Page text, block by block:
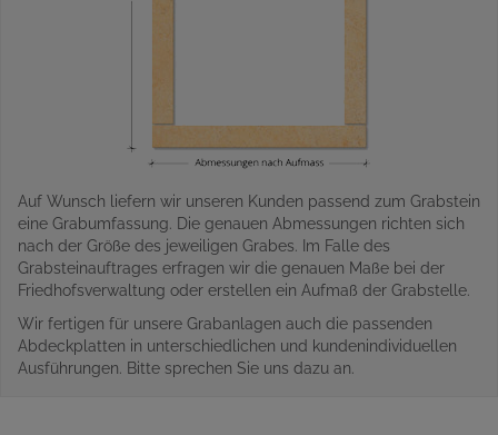
Auf Wunsch liefern wir unseren Kunden passend zum Grabstein
eine Grabumfassung. Die genauen Abmessungen richten sich
nach der Größe des jeweiligen Grabes. Im Falle des
Grabsteinauftrages erfragen wir die genauen Maße bei der
Friedhofsverwaltung oder erstellen ein Aufmaß der Grabstelle.
Wir fertigen für unsere Grabanlagen auch die passenden
Abdeckplatten in unterschiedlichen und kundenindividuellen
Ausführungen. Bitte sprechen Sie uns dazu an.